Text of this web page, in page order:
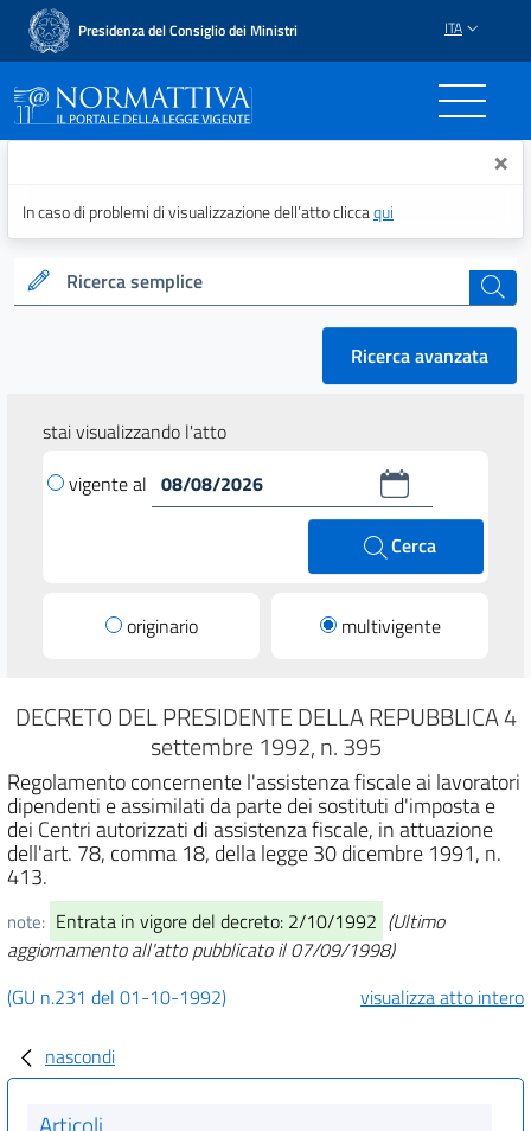
Presidenza del Consiglio dei Ministri ITA
Normattiva - Il portale ×
In caso di problemi di visualizzazione dell’atto cliccaqui
Ricerca semplice cerca
Ricerca avanzata
stai visualizzando l'atto
vigente al
Cerca
originario multivigente
DECRETO DEL PRESIDENTE DELLA REPUBBLICA 4
settembre 1992, n. 395
Regolamento concernente l'assistenza fiscale ai lavoratori
dipendenti e assimilati da parte dei sostituti d'imposta e
dei Centri autorizzati di assistenza fiscale, in attuazione
dell'art. 78, comma 18, della legge 30 dicembre 1991, n.
413.
note: Entrata in vigore del decreto: 2/10/1992 (Ultimo
aggiornamento all'atto pubblicato il 07/09/1998)
(GU n.231 del 01-10-1992)
visualizza atto intero
nascondi